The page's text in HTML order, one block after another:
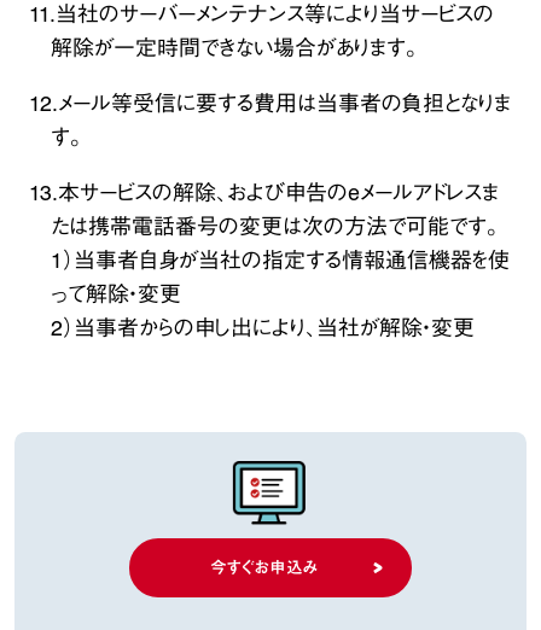
11.当社のサーバーメンテナンス等により当サービスの
解除が一定時間できない場合があります。
12.メール等受信に要する費用は当事者の負担となりま
す。
13.本サービスの解除、および申告のeメールアドレスま
たは携帯電話番号の変更は次の方法で可能です。
1）当事者自身が当社の指定する情報通信機器を使
って解除・変更
2）当事者からの申し出により、当社が解除・変更
今すぐお申込み